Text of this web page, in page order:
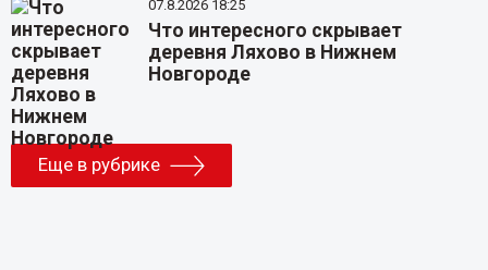
07.8.2026 18:25
Что интересного скрывает
деревня Ляхово в Нижнем
Новгороде
Еще в рубрике